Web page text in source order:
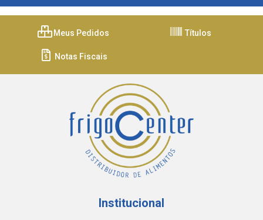
Meus Pedidos Títulos
Notas Fiscais
Institucional